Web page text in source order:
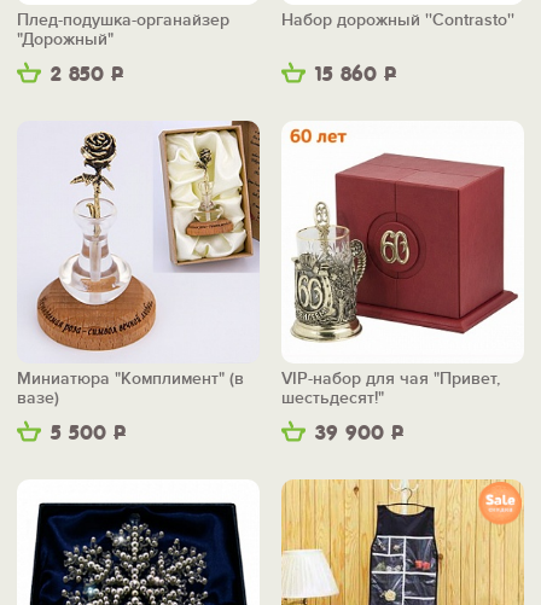
2 850 Р
Плед-подушка-органайзер
"Дорожный"
15 860 Р
Набор дорожный ''Contrasto''
5 500 Р
Миниатюра "Комплимент" (в
вазе)
39 900 Р
VIP-набор для чая "Привет,
шестьдесят!"